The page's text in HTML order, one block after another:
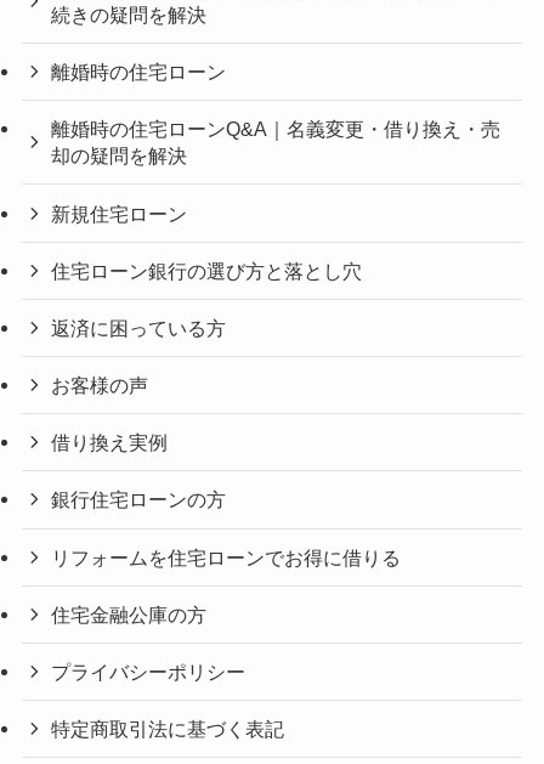
続きの疑問を解決
離婚時の住宅ローン
離婚時の住宅ローンQ&A｜名義変更・借り換え・売
却の疑問を解決
新規住宅ローン
住宅ローン銀行の選び方と落とし穴
返済に困っている方
お客様の声
借り換え実例
銀行住宅ローンの方
リフォームを住宅ローンでお得に借りる
住宅金融公庫の方
プライバシーポリシー
特定商取引法に基づく表記